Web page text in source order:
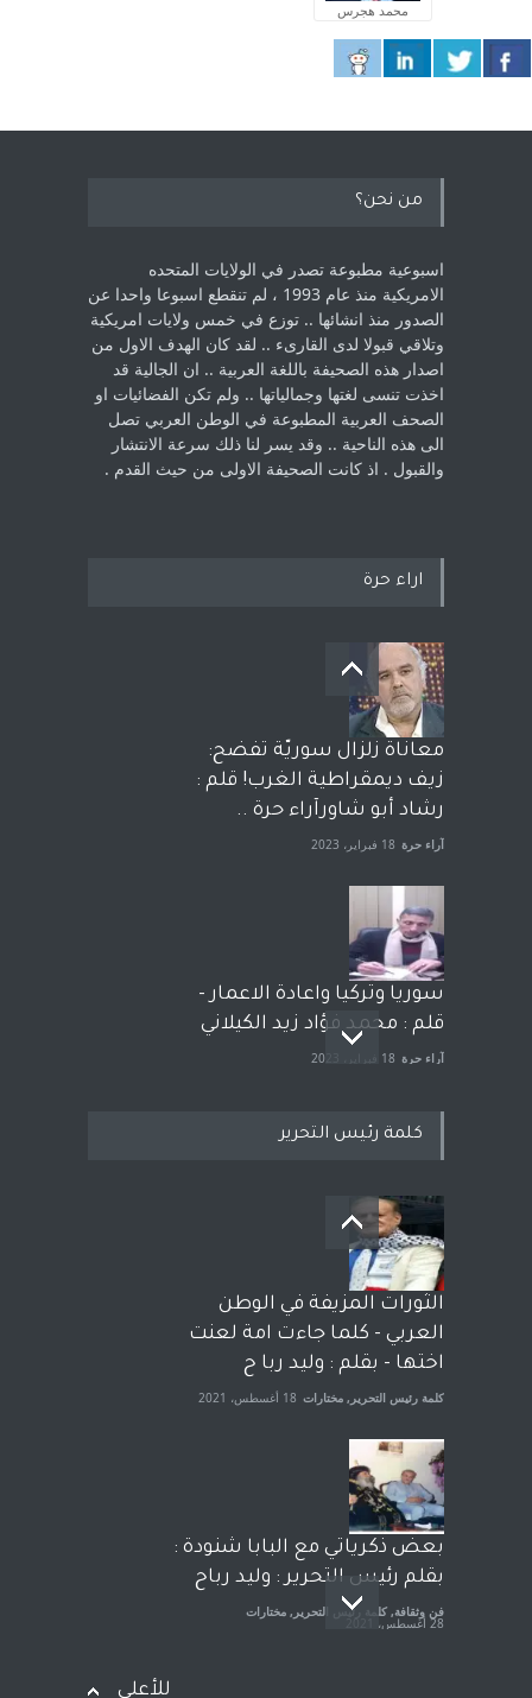
محمد هجرس
من نحن؟
اسبوعية مطبوعة تصدر في الولايات المتحده
الامريكية منذ عام 1993 ، لم ‏تنقطع اسبوعا واحدا عن
الصدور منذ انشائها .. توزع في خمس ولايات امريكية
‏وتلاقي قبولا لدى القارىء ..‏ لقد كان الهدف الاول من
اصدار هذه الصحيفة باللغة العربية .. ان الجالية قد
اخذت ‏تنسى لغتها وجمالياتها .. ولم تكن الفضائيات او
الصحف العربية المطبوعة في الوطن ‏العربي تصل
الى هذه الناحية .. وقد يسر لنا ذلك سرعة الانتشار
والقبول . اذ كانت ‏الصحيفة الاولى من حيث القدم . ‏
اراء حرة
معاناة زلزال سوريّة تفضح:
زيف ديمقراطية الغرب! قلم :
رشاد أبو شاورآراء حرة ..
آراء حرة 18 فبراير، 2023
سوريا وتركيا واعادة الاعمار -
قلم : محمد فؤاد زيد الكيلاني
آراء حرة 18 فبراير، 2023
بعد معارك قضائية طاحنة كتب
وترافع فيها بنفسه مرة اخرى..
الشيخ طارق يوسف يقهر
الحكومة الأمريكية ، فأعطوه
الجنسية عن يد وهم صاغرون،
آراء حرة مختارات 7 أبريل، 2023
كلمة رئيس التحرير
الثورات المزيفة في الوطن
العربي - كلما جاءت امة لعنت
اختها - بقلم : وليد ربا ح
كلمة رئيس التحرير , مختارات 18 أغسطس، 2021
بعض ذكرياتي مع البابا شنودة :
بقلم رئيس التحرير : وليد رباح
فن وثقافة, كلمة رئيس التحرير , مختارات
28 أغسطس، 2021
للأعلى